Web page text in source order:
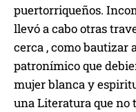
puertorriqueños.
llevó a cabo otras
cerca , como bautizar
patronímico que
mujer blanca y
una Literatura que no